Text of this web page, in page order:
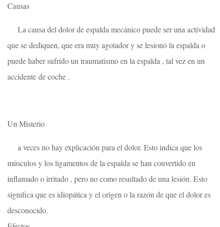
Causas
La causa del dolor de espalda mecánico puede ser una actividad
que se dediquen, que era muy agotador y se lesionó la espalda o
puede haber sufrido un traumatismo en la espalda , tal vez en un
accidente de coche .
Un Misterio
a veces no hay explicación para el dolor. Esto indica que los
músculos y los ligamentos de la espalda se han convertido en
inflamado o irritado , pero no como resultado de una lesión. Esto
significa que es idiopática y el origen o la razón de que el dolor es
desconocido.